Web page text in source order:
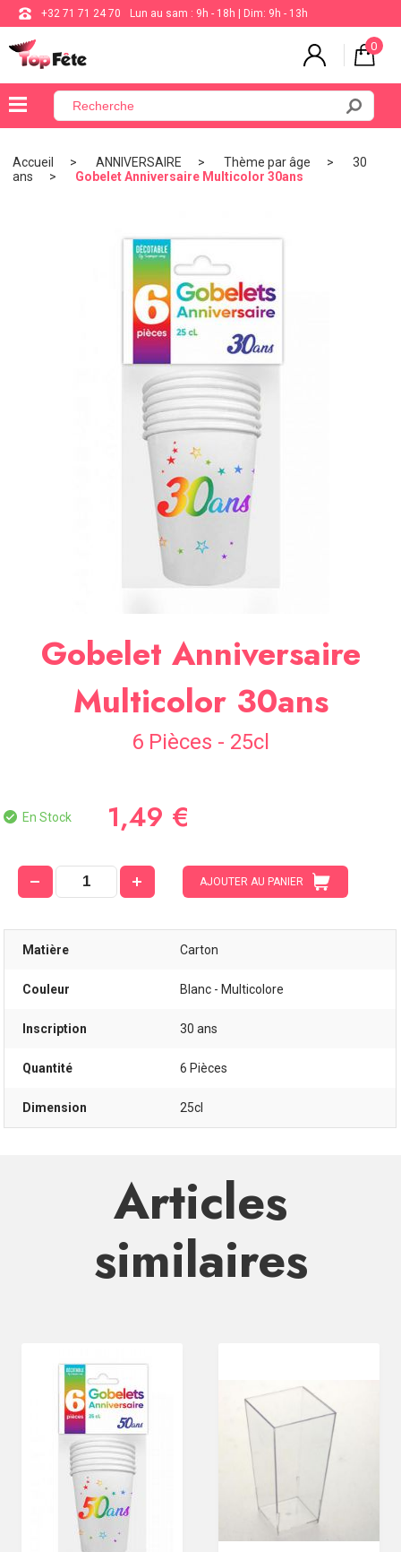
+32 71 71 24 70 Lun au sam : 9h - 18h | Dim: 9h - 13h
0
×
BALLON
Accueil ANNIVERSAIRE Thème par âge
30
ans
Gobelet Anniversaire Multicolor 30ans
Gobelet Anniversaire
Multicolor 30ans
6 Pièces - 25cl
En Stock 1,49 €
AJOUTER AU PANIER
Matière Carton
Couleur Blanc - Multicolore
Inscription 30 ans
Quantité 6 Pièces
Dimension 25cl
Articles
similaires